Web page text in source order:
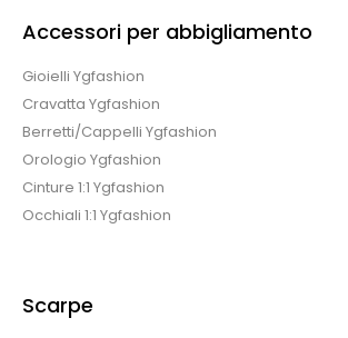
Accessori per abbigliamento
Gioielli Ygfashion
Cravatta Ygfashion
Berretti/Cappelli Ygfashion
Orologio Ygfashion
Cinture 1:1 Ygfashion
Occhiali 1:1 Ygfashion
Scarpe